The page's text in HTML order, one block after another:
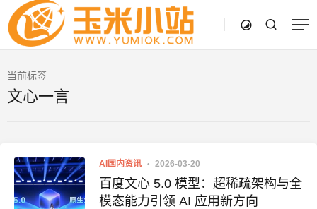
当前标签
文心一言
AI国内资讯 2026-03-20
百度文心 5.0 模型：超稀疏架构与全
模态能力引领 AI 应用新方向